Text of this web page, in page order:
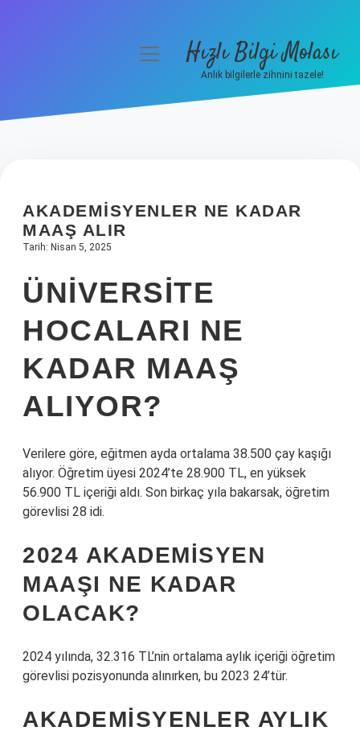
Hakkımızda
menüyüHızlı Bilgi Molası
Anlık bilgilerle zihnini tazele!
AKADEMISYENLER NE KADAR
MAAŞ ALIR
Tarih: Nisan 5, 2025
ÜNIVERSITE
HOCALARI NE
KADAR MAAŞ
ALIYOR?
Verilere göre, eğitmen ayda ortalama 38.500 çay kaşığı
alıyor. Öğretim üyesi 2024’te 28.900 TL, en yüksek
56.900 TL içeriği aldı. Son birkaç yıla bakarsak, öğretim
görevlisi 28 idi.
2024 AKADEMISYEN
MAAŞI NE KADAR
OLACAK?
2024 yılında, 32.316 TL’nin ortalama aylık içeriği öğretim
görevlisi pozisyonunda alınırken, bu 2023 24’tür.
AKADEMISYENLER AYLIK